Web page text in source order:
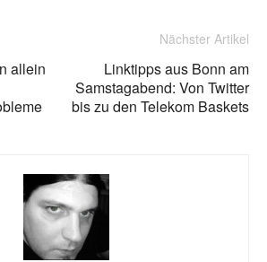
allein
Nächster Artikel
Linktipps aus Bonn am
Samstagabend: Von Twitter
bis zu den Telekom Baskets